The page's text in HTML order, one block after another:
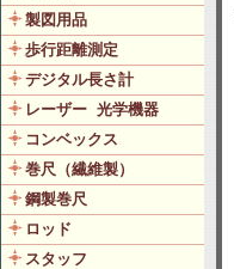
製図用品
歩行距離測定
デジタル長さ計
レーザー 光学機器
コンベックス
巻尺（繊維製）
鋼製巻尺
ロッド
スタッフ